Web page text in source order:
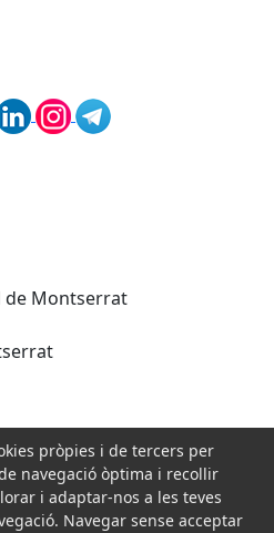
de Montserrat
pròpies i de tercers per
navegació òptima i recollir
i adaptar-nos a les teves
Navegar sense acceptar